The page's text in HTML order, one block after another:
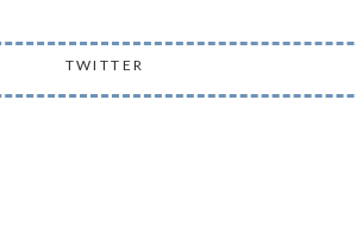
TWITTER